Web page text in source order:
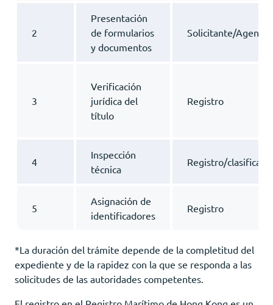
2
Presentación
de formularios
y documentos
Solicitante/Agente
3
Verificación
jurídica del
título
Registro
4
Inspección
técnica
Registro/
5
Asignación de
identificadores
Registro
*La duración del trámite depende de la completitud del
expediente y de la rapidez con la que se responda a las
solicitudes de las autoridades competentes.